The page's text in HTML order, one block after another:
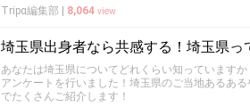
Tripα編集部
8,064 view
埼玉県出身者なら共感する！埼玉県っ
あなたは埼玉県についてどれくらい知っています
アンケートを行いました！埼玉県のご当地あるあ
でたくさんご紹介します！